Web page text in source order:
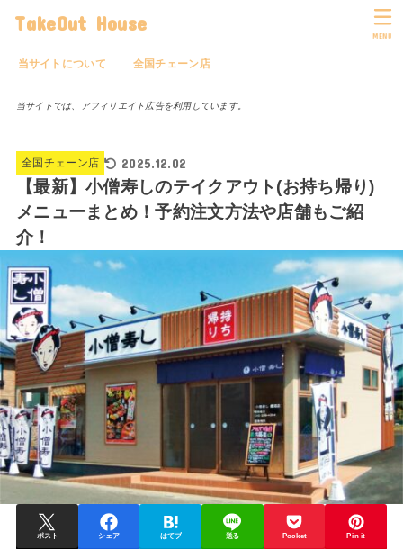
TakeOut House
当サイトについて 全国チェーン店
MENU
当サイトでは、アフィリエイト広告を利用しています。
全国チェーン店 2025.12.02
【最新】小僧寿しのテイクアウト(お持ち帰り)
メニューまとめ！予約注文方法や店舗もご紹
介！
ポスト シェア はてブ 送る Pocket Pin it